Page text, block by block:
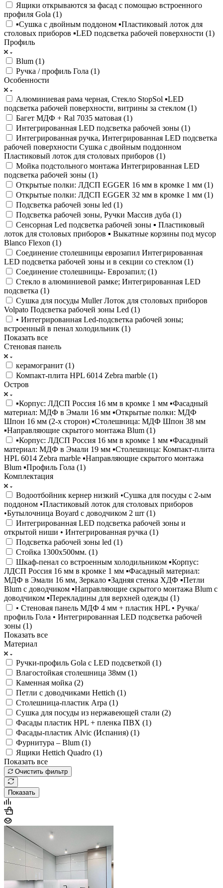
Ящики открываются за фасад с помощью встроенного
профиля Gola (1)
▪️Сушка с двойным поддоном ▪️Пластиковый лоток для
столовых приборов ▪️LED подсветка рабочей поверхности (1)
Профиль
Blum (1)
Ручка / профиль Гола (1)
Особенности
Алюминиевая рама черная, Стекло StopSol ▪️LED
подсветка рабочей поверхности, витрины за стеклом (1)
Багет МДФ + Ral 7035 матовая (1)
Интегрированная LED подсветка рабочей зоны (1)
Интегрированная ручка, Интегрированная LED подсветка
рабочей поверхности Сушка с двойным поддонном
Пластиковый лоток для столовых приборов (1)
Мойка подстольного монтажа Интегрированная LED
подсветка рабочей зоны (1)
Открытые полки: ЛДСП EGGER 16 мм в кромке 1 мм (1)
Открытые полки: ЛДСП EGGER 32 мм в кромке 1 мм (1)
Подсветка рабочей зоны led (1)
Подсветка рабочей зоны, Ручки Массив дуба (1)
Сенсорная Led подсветка рабочей зоны ▪️ Пластиковый
лоток для столовых приборов ▪️ Выкатные корзины под мусор
Blanco Flexon (1)
Соединение столешницы еврозапил Интегрированная
LED подсветка рабочей зоны и в секции со стеклом (1)
Соединение столешницы- Еврозапил; (1)
Стекло в алюминиевой рамке; Интегрированная LED
подсветка (1)
Сушка для посуды Muller Лоток для столовых приборов
Volpato Подсветка рабочей зоны Led (1)
• Интегрированная Led-подсветка рабочей зоны;
встроенный в пенал холодильник (1)
Показать все
Стеновая панель
керамогранит (1)
Компакт-плита HPL 6014 Zebra marble (1)
Остров
▪️Корпус: ЛДСП Россия 16 мм в кромке 1 мм ▪️Фасадный
материал: МДФ в Эмали 16 мм ▪️Открытые полки: МДФ
Шпон 16 мм (2-х сторон) ▪️Столешница: МДФ Шпон 38 мм
▪️Направляющие скрытого монтажа Blum (1)
▪️Корпус: ЛДСП Россия 16 мм в кромке 1 мм ▪️Фасадный
материал: МДФ в Эмали 19 мм ▪️Столешница: Компакт-плита
HPL 6014 Zebra marble ▪️Направляющие скрытого монтажа
Blum ▪️Профиль Гола (1)
Комплектация
Водоотбойник кернер низкий •Сушка для посуды с 2-ым
поддоном •Пластиковый лоток для столовых приборов
•Бутылочница Boyard с доводчиком 2 шт (1)
Интегрированная LED подсветка рабочей зоны и
открытой ниши • Интегрированная ручка (1)
Подсветка рабочей зоны led (1)
Стойка 1300х500мм. (1)
Шкаф-пенал со встроенным холодильником ▪️Корпус:
ЛДСП Россия 16 мм в кромке 1 мм ▪️Фасадный материал:
МДФ в Эмали 16 мм, Зеркало ▪️Задняя стенка ХДФ ▪️Петли
Blum с доводчиком ▪️Направляющие скрытого монтажа Blum с
доводчиком ▪️Перекладины для верхней одежды (1)
• Стеновая панель МДФ 4 мм + пластик HPL • Ручка/
профиль Гола • Интегрированная LED подсветка рабочей
зоны (1)
Показать все
Материал
Ручки-профиль Gola c LED подсветкой (1)
Влагостойкая столешница 38мм (1)
Каменная мойка (2)
Петли с доводчиками Hettich (1)
Столешница-пластик Arpa (1)
Сушка для посуды из нержавеющей стали (2)
Фасады пластик HPL + пленка ПВХ (1)
Фасады-пластик Alvic (Испания) (1)
Фурнитура – Blum (1)
Ящики Hettich Quadro (1)
Показать все
Очистить фильтр
Показать